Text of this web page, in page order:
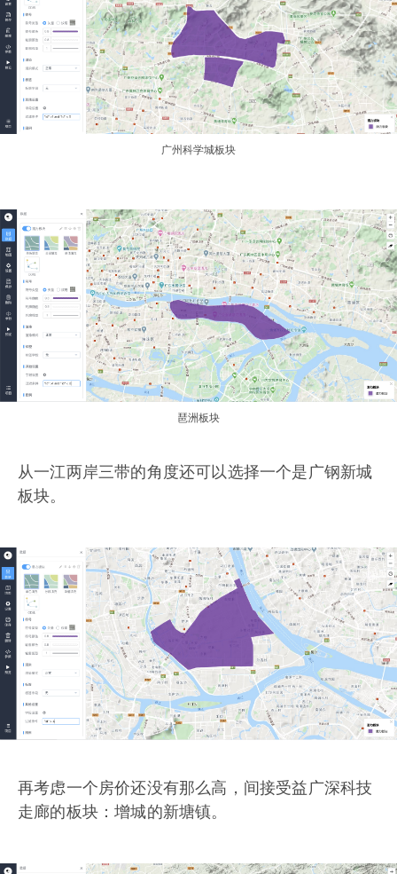
广州科学城板块
琶洲板块
从一江两岸三带的角度还可以选择一个是广钢新城
板块。
再考虑一个房价还没有那么高，间接受益广深科技
走廊的板块：增城的新塘镇。